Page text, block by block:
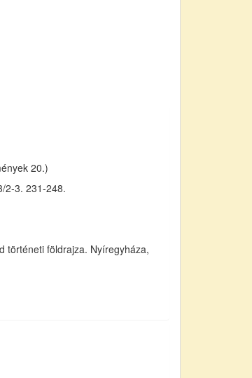
20.)
2-3. 231-248.
történeti földrajza. Nyíregyháza,